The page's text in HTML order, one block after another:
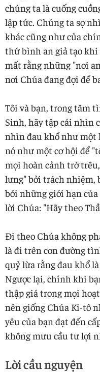
chúng ta là cuống
lập tức. Chúng ta sợ
khác cũng như của
thứ bình an giả tạo khi
mất rằng những "nơi
nơi Chúa đang đợi để
Tôi và bạn, trong tâm
Sinh, hãy tập cái nhìn
nhìn đau khổ như một
nó như một cơ hội để
mọi hoàn cảnh trớ
lưng" bởi trách nhiệm,
bởi những giới hạn
lời Chúa: "Hãy theo
Đi theo Chúa không
là đi trên con đường
quỷ lừa rằng đau khổ
Ngược lại, chính khi
thập giá trong mọi
nên giống Chúa Ki-tô
yêu của bạn đạt đến
không mưu cầu tư lợi
Lời cầu nguyện